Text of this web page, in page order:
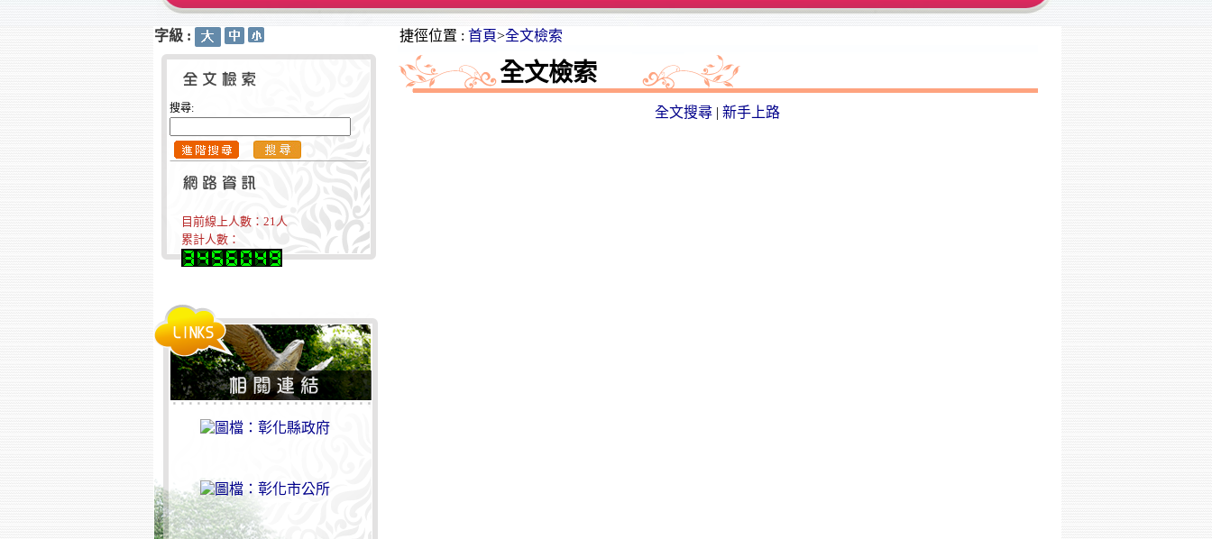
字級 :
搜尋:
目前線上人數： 21人
累計人數：
捷徑位置 : 首頁>全文檢索
全文檢索
全文搜尋 | 新手上路